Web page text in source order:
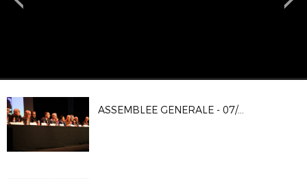
ASSEMBLEE GENERALE - 07/12/24